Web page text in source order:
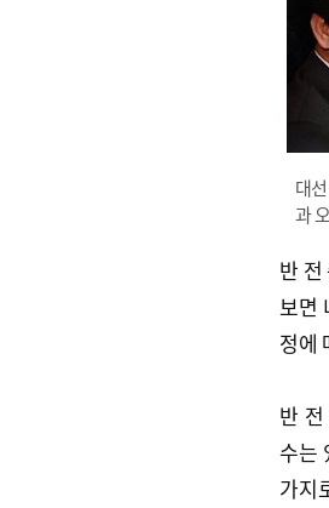
대
과
반
보면
정에
반
수는
가지